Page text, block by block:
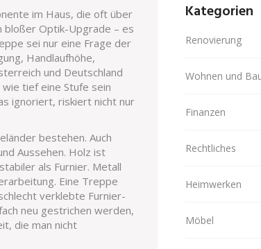
im Haus, die oft über
bloßer Optik-Upgrade – es
sei nur eine Frage der
Handlaufhöhe,
und Deutschland
tief eine Stufe sein
ignoriert, riskiert nicht nur
bestehen. Auch
Aussehen. Holz ist
als Furnier. Metall
Eine Treppe
verklebte Furnier-
neu gestrichen werden,
die man nicht
Kategorien
Renovierung
Wohnen und
Finanzen
Rechtliches
Heimwerken
Möbel